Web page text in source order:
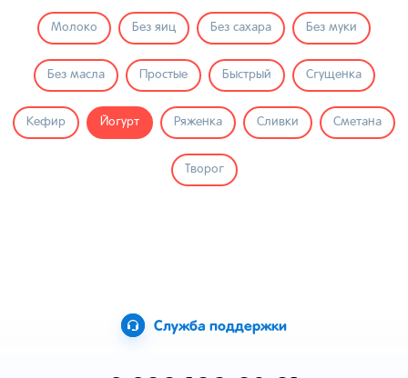
Молоко Без яиц Без сахара Без муки
Без масла Простые Быстрый Сгущенка
Кефир Йогурт Ряженка Сливки Сметана
Творог
Служба поддержки